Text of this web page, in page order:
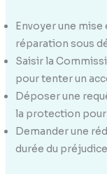
Envoyer une
réparation sous
Saisir la
pour tenter un
Déposer une
la protection
Demander une
durée du